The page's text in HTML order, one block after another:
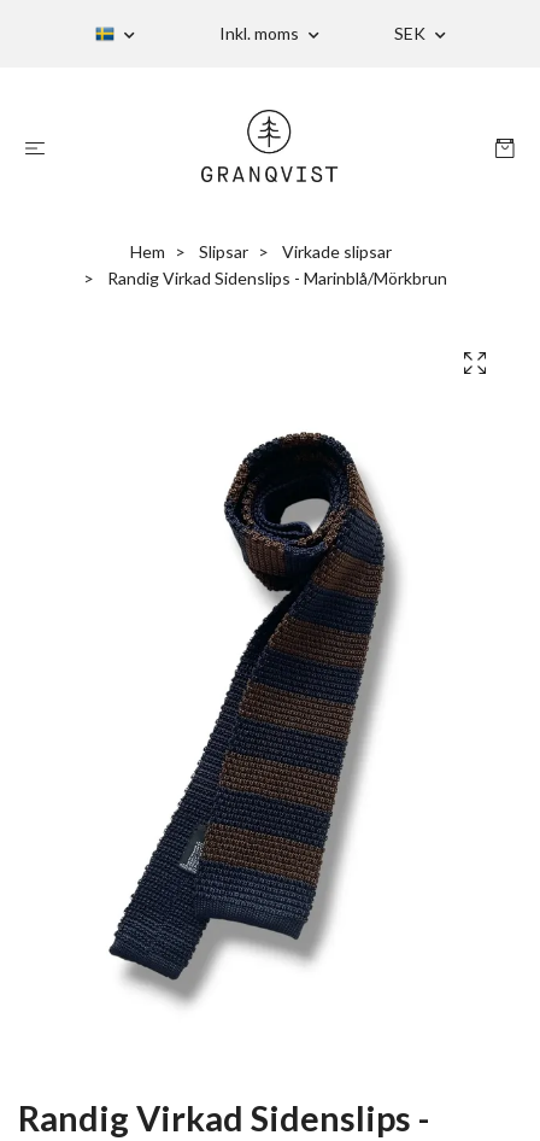
Inkl. moms SEK
Hem Slipsar
Virkade slipsar
Randig Virkad Sidenslips - Marinblå/Mörkbrun
Randig Virkad Sidenslips -